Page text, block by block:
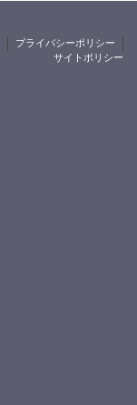
プライバシーポリシー
サイトポリシー